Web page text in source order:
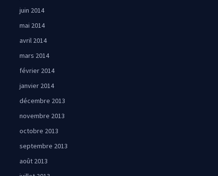
juin 2014
mai 2014
avril 2014
mars 2014
février 2014
janvier 2014
décembre 2013
novembre 2013
octobre 2013
septembre 2013
août 2013